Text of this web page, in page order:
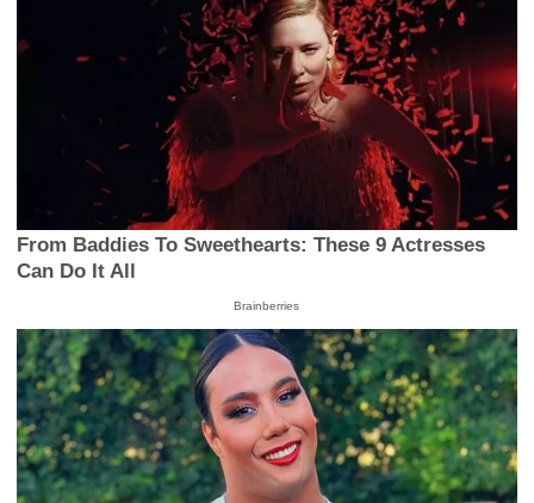
From Baddies To Sweethearts: These 9 Actresses
Can Do It All
Brainberries